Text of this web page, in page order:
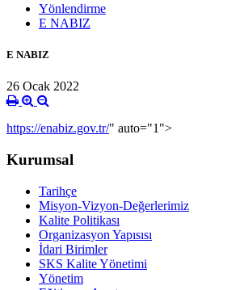
Yönlendirme
E NABIZ
E NABIZ
26 Ocak 2022
https://enabiz.gov.tr/" auto="1">
Kurumsal
Tarihçe
Misyon-Vizyon-Değerlerimiz
Kalite Politikası
Organizasyon Yapısısı
İdari Birimler
SKS Kalite Yönetimi
Yönetim